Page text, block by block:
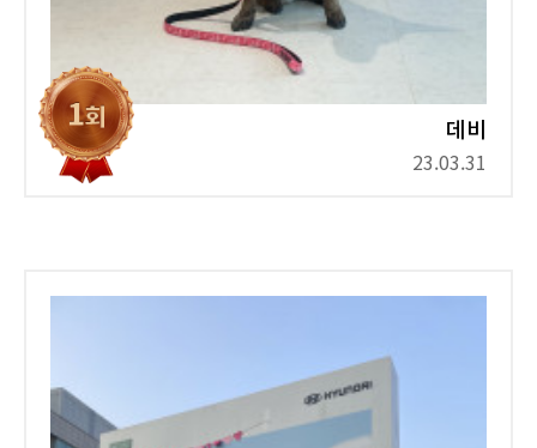
데비
23.03.31